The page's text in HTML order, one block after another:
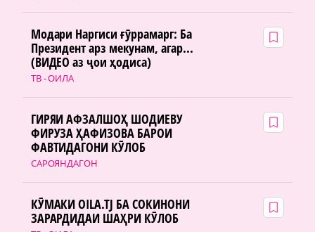
ТВ - ОИЛА
Модари Наргиси ғӯррамарг: Ба
Президент арз мекунам, агар...
(ВИДЕО аз ҷои ҳодиса)
САРОЯНДАГОН
ГИРЯИ АФЗАЛШОҲ ШОДИЕВУ
ФИРУЗА ҲАФИЗОВА БАРОИ
ФАВТИДАГОНИ КӮЛОБ
КӮМАКИ OILA.TJ БА СОКИНОНИ
ЗАРАРДИДАИ ШАҲРИ КӮЛОБ